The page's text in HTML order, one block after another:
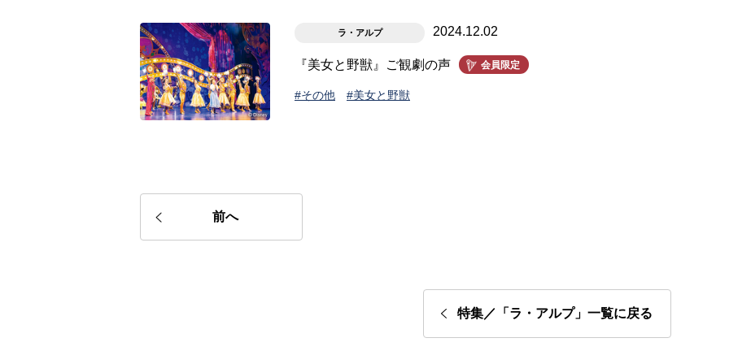
ラ・アルプ 2024.12.02
『美女と野獣』ご観劇の声 会員限定
#その他 #美女と野獣
前へ
特集／「ラ・アルプ」一覧に戻る